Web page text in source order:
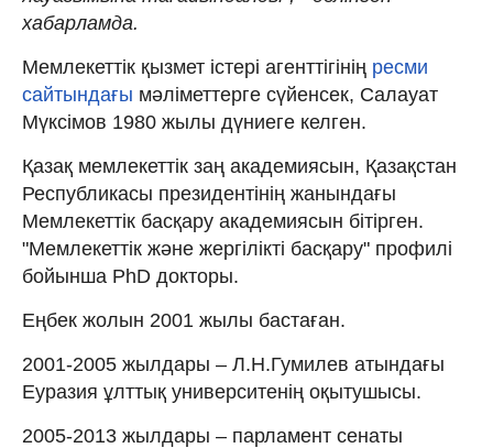
хабарламда.
Мемлекеттік қызмет істері агенттігінің ресми
сайтындағы мәліметтерге сүйенсек, Салауат
Мүксімов 1980 жылы дүниеге келген.
Қазақ мемлекеттік заң академиясын, Қазақстан
Республикасы президентінің жанындағы
Мемлекеттік басқару академиясын бітірген.
"Мемлекеттік және жергілікті басқару" профилі
бойынша PhD докторы.
Еңбек жолын 2001 жылы бастаған.
2001-2005 жылдары – Л.Н.Гумилев атындағы
Еуразия ұлттық университенің оқытушысы.
2005-2013 жылдары – парламент сенаты